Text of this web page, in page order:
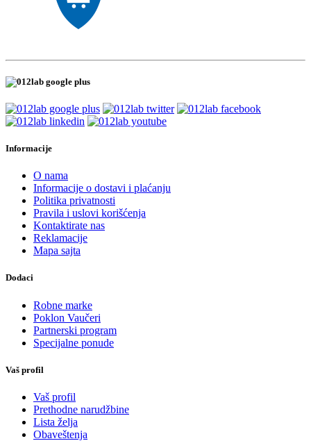
Informacije
O nama
Informacije o dostavi i plaćanju
Politika privatnosti
Pravila i uslovi korišćenja
Kontaktirate nas
Reklamacije
Mapa sajta
Dodaci
Robne marke
Poklon Vaučeri
Partnerski program
Specijalne ponude
Vaš profil
Vaš profil
Prethodne narudžbine
Lista želja
Obaveštenja